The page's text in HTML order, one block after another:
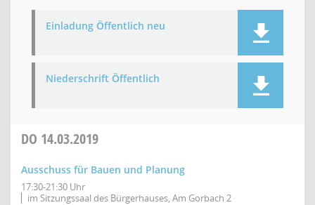
Einladung Öffentlich neu
Niederschrift Öffentlich
DO 14.03.2019
Ausschuss für Bauen und Planung
17:30-21:30 Uhr
im Sitzungssaal des Bürgerhauses, Am Gorbach 2